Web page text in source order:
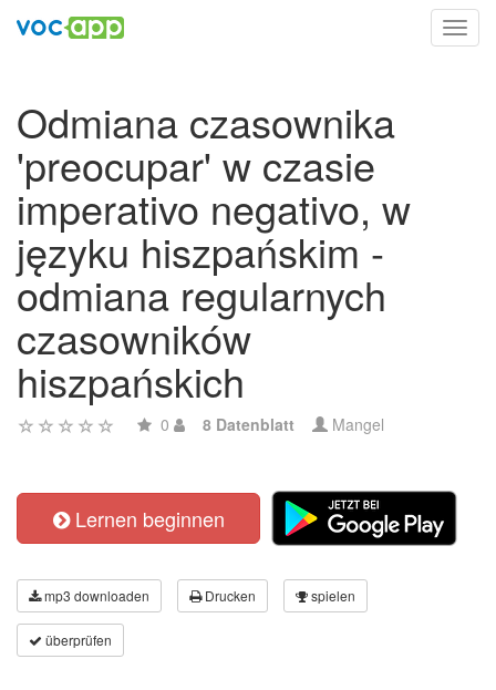
Odmiana czasownika
'preocupar' w czasie
imperativo negativo, w
języku hiszpańskim -
odmiana regularnych
czasowników
hiszpańskich
0 8 Datenblatt Mangel
Lernen beginnen
mp3 downloaden Drucken spielen
überprüfen